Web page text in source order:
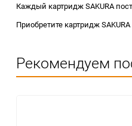
Каждый картридж SAKURA
Приобретите картридж
Рекомендуем